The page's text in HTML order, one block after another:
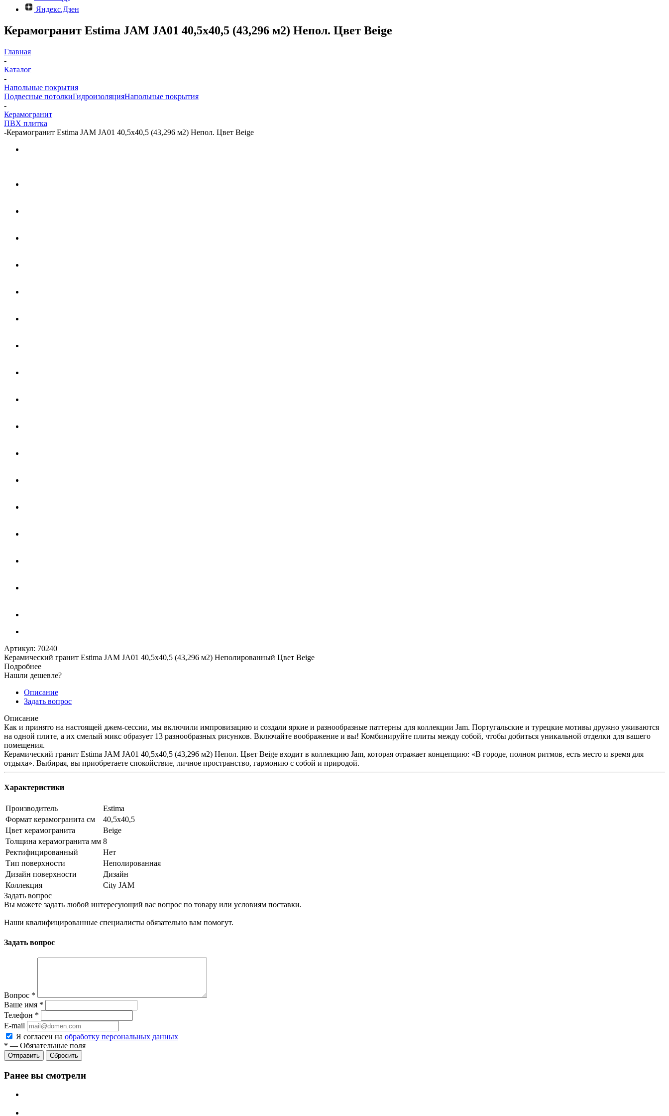
Яндекс.Дзен
Керамогранит Estima JAM JA01 40,5x40,5 (43,296 м2) Непол. Цвет Beige
Главная
-
Каталог
-
Напольные покрытия
Подвесные потолкиГидроизоляцияНапольные покрытия
-
Керамогранит
ПВХ плитка
-Керамогранит Estima JAM JA01 40,5x40,5 (43,296 м2) Непол. Цвет Beige
Артикул: 70240
Керамический гранит Estima JAM JA01 40,5x40,5 (43,296 м2) Неполированный Цвет Beige
Подробнее
Нашли дешевле?
Описание
Задать вопрос
Описание
Как и принято на настоящей джем-сессии, мы включили импровизацию и создали яркие и разнообразные паттерны для коллекции Jam. Португальские и турецкие мотивы дружно уживаются
на одной плите, а их смелый микс образует 13 разнообразных рисунков. Включайте воображение и вы! Комбинируйте плиты между собой, чтобы добиться уникальной отделки для вашего
помещения.
Керамический гранит Estima JAM JA01 40,5x40,5 (43,296 м2) Непол. Цвет Beige входит в коллекцию Jam, которая отражает концепцию: «В городе, полном ритмов, есть место и время для
отдыха». Выбирая, вы приобретаете cпокойствие, личное пространство, гармонию с собой и природой.
Характеристики
Производитель
Estima
Формат керамогранита см
40,5х40,5
Цвет керамогранита
Beige
Толщина керамогранита мм 8
Ректифицированный
Нет
Тип поверхности
Неполированная
Дизайн поверхности
Дизайн
Коллекция
City JAM
Задать вопрос
Вы можете задать любой интересующий вас вопрос по товару или условиям поставки.
Наши квалифицированные специалисты обязательно вам помогут.
Задать вопрос
Вопрос *
Ваше имя *
Телефон *
E-mail
Я согласен на обработку персональных данных
* — Обязательные поля
Сбросить
Ранее вы смотрели